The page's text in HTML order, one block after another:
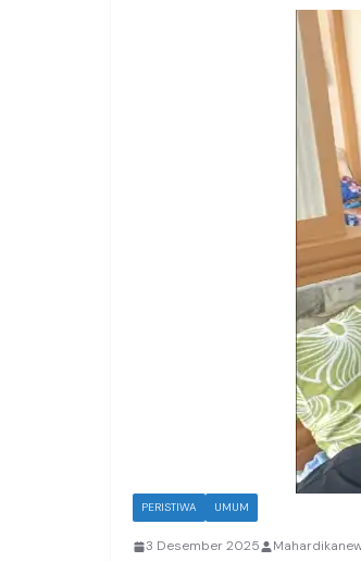
PERISTIWA UMUM
3 Desember 2025